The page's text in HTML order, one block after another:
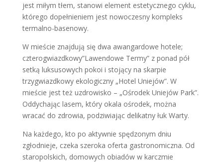
jest miłym tłem, stanowi element estetycznego cyklu,
którego dopełnieniem jest nowoczesny kompleks
termalno-basenowy.
W mieście znajdują się dwa awangardowe hotele;
czterogwiazdkowy”Lawendowe Termy” z ponad pół
setką luksusowych pokoi i stojący na skarpie
trzygwiazdkowy ekologiczny „Hotel Uniejów”. W
mieście jest też uzdrowisko – „Ośrodek Uniejów Park”.
Oddychając lasem, który okala ośrodek, można
wracać do zdrowia, podziwiając delikatny łuk Warty.
Na każdego, kto po aktywnie spędzonym dniu
zgłodnieje, czeka szeroka oferta gastronomiczna. Od
staropolskich, domowych obiadów w karczmie